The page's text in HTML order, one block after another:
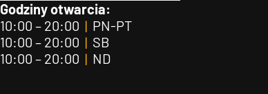
Godziny otwarcia:
10:00 – 20:00 |PN-PT
10:00 – 20:00 |SB
10:00 – 20:00 |ND